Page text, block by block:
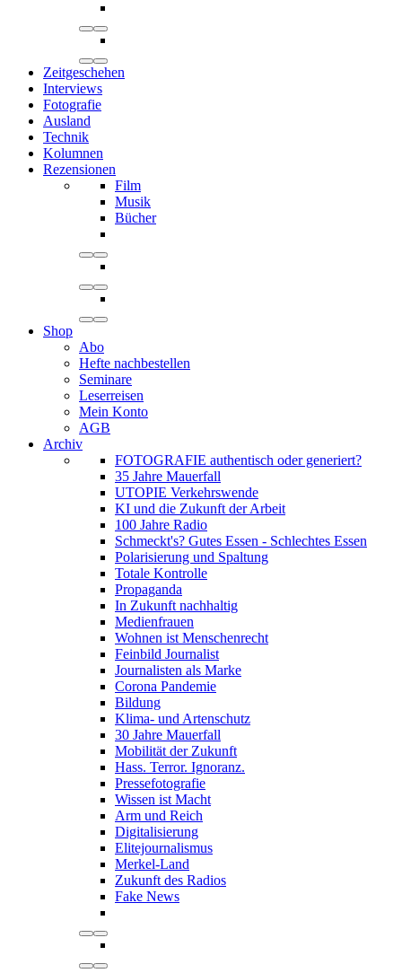
Zeitgeschehen
Interviews
Fotografie
Ausland
Technik
Kolumnen
Rezensionen
Film
Musik
Bücher
Shop
Abo
Hefte nachbestellen
Seminare
Leserreisen
Mein Konto
AGB
Archiv
FOTOGRAFIE authentisch oder generiert?
35 Jahre Mauerfall
UTOPIE Verkehrswende
KI und die Zukunft der Arbeit
100 Jahre Radio
Schmeckt's? Gutes Essen - Schlechtes Essen
Polarisierung und Spaltung
Totale Kontrolle
Propaganda
In Zukunft nachhaltig
Medienfrauen
Wohnen ist Menschenrecht
Feinbild Journalist
Journalisten als Marke
Corona Pandemie
Bildung
Klima- und Artenschutz
30 Jahre Mauerfall
Mobilität der Zukunft
Hass. Terror. Ignoranz.
Pressefotografie
Wissen ist Macht
Arm und Reich
Digitalisierung
Elitejournalismus
Merkel-Land
Zukunft des Radios
Fake News